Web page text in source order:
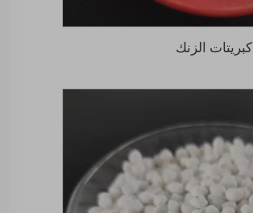
كبريتات الزنك